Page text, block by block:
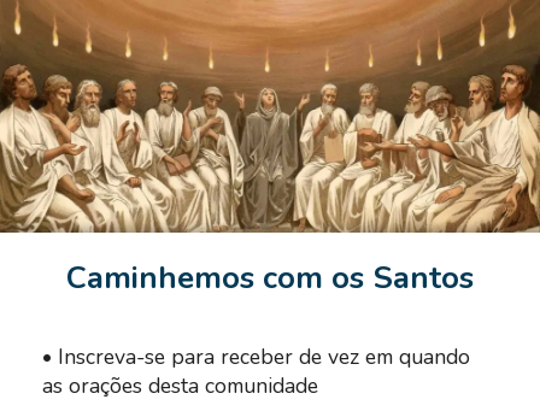
Caminhemos com os Santos
• Inscreva-se para receber de vez em quando
as orações desta comunidade